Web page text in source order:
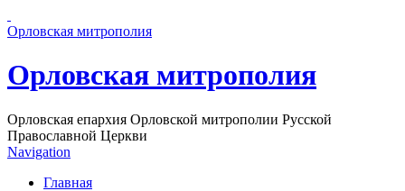
Орловская митрополия
Орловская митрополия
Орловская епархия Орловской митрополии Русской
Православной Церкви
Navigation
Главная